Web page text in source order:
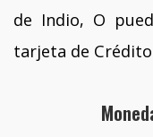
de Indio, O
tarjeta de